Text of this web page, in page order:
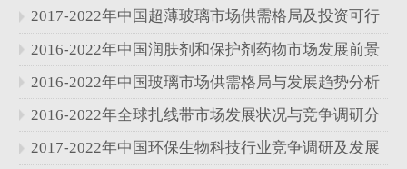
行性研究报告
2017-2022年中国超薄玻璃市场供需格局及投资可行
性研究报告
2016-2022年中国润肤剂和保护剂药物市场发展前景
与投资可行性研究报告
2016-2022年中国玻璃市场供需格局与发展趋势分析
报告
2016-2022年全球扎线带市场发展状况与竞争调研分
析报告
2017-2022年中国环保生物科技行业竞争调研及发展